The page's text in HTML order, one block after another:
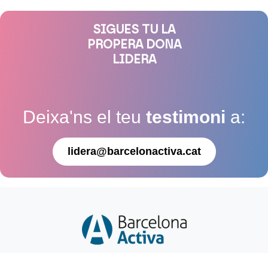
SIGUES TU LA
PROPERA DONA
LIDERA
Deixa'ns el teu testimoni a:
lidera@barcelonactiva.cat